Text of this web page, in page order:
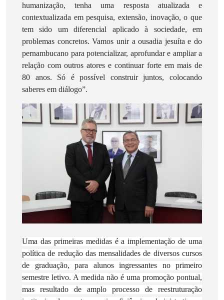
humanização, tenha uma resposta atualizada e
contextualizada em pesquisa, extensão, inovação, o que
tem sido um diferencial aplicado à sociedade, em
problemas concretos. Vamos unir a ousadia jesuíta e do
pernambucano para potencializar, aprofundar e ampliar a
relação com outros atores e continuar forte em mais de
80 anos. Só é possível construir juntos, colocando
saberes em diálogo”.
Uma das primeiras medidas é a implementação de uma
política de redução das mensalidades de diversos cursos
de graduação, para alunos ingressantes no primeiro
semestre letivo. A medida não é uma promoção pontual,
mas resultado de amplo processo de reestruturação